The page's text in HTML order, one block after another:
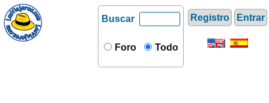
Registro Entrar
Buscar
Foro Todo